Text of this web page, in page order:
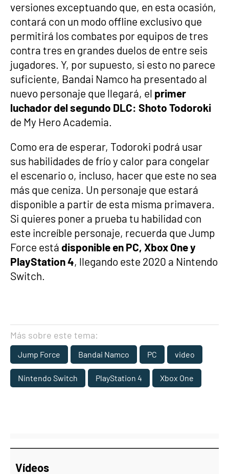
versiones exceptuando que, en esta ocasión,
contará con un modo offline exclusivo que
permitirá los combates por equipos de tres
contra tres en grandes duelos de entre seis
jugadores. Y, por supuesto, si esto no parece
suficiente, Bandai Namco ha presentado al
nuevo personaje que llegará, el primer
luchador del segundo DLC: Shoto Todoroki
de My Hero Academia.
Como era de esperar, Todoroki podrá usar
sus habilidades de frío y calor para congelar
el escenario o, incluso, hacer que este no sea
más que ceniza. Un personaje que estará
disponible a partir de esta misma primavera.
Si quieres poner a prueba tu habilidad con
este increíble personaje, recuerda que Jump
Force está disponible en PC, Xbox One y
PlayStation 4, llegando este 2020 a Nintendo
Switch.
Más sobre este tema:
Jump Force Bandai Namco PC video
Nintendo Switch PlayStation 4 Xbox One
Vídeos